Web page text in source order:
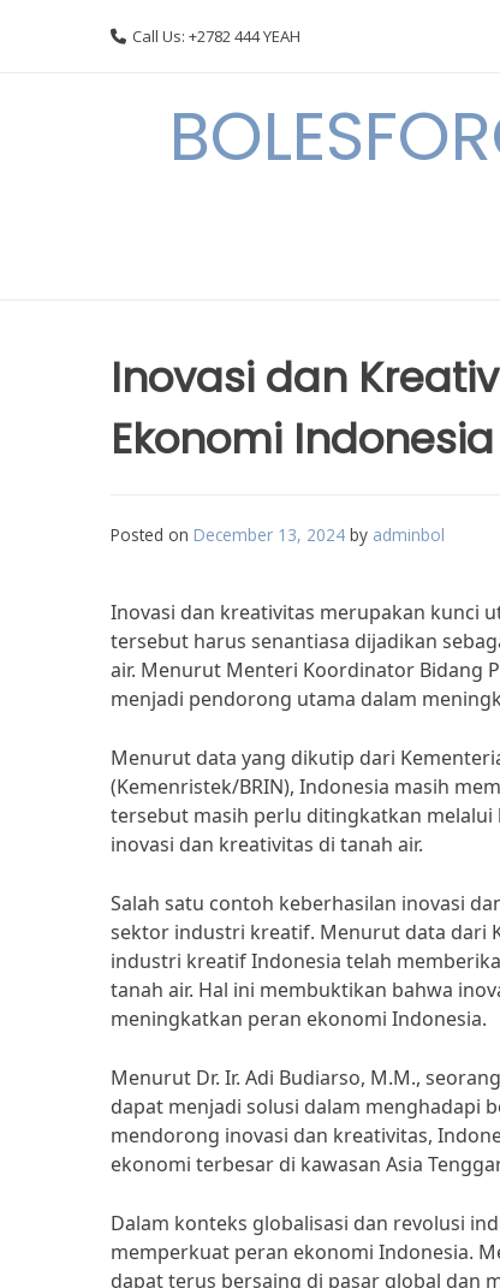
Call Us: +2782 444 YEAH
Inovasi dan
Ekonomi Indonesia
Posted on December 13, 2024 by adminbol
Inovasi dan kreativitas merupakan kunci
tersebut harus senantiasa dijadikan
air. Menurut Menteri Koordinator Bidang
menjadi pendorong utama dalam
Menurut data yang dikutip dari
(Kemenristek/BRIN), Indonesia masih
tersebut masih perlu ditingkatkan
inovasi dan kreativitas di tanah air.
Salah satu contoh keberhasilan inovasi
sektor industri kreatif. Menurut data dari
industri kreatif Indonesia telah
tanah air. Hal ini membuktikan bahwa
meningkatkan peran ekonomi Indonesia.
Menurut Dr. Ir. Adi Budiarso, M.M.,
dapat menjadi solusi dalam menghadapi
mendorong inovasi dan kreativitas,
ekonomi terbesar di kawasan Asia
Dalam konteks globalisasi dan revolusi
memperkuat peran ekonomi Indonesia.
dapat terus bersaing di pasar global dan